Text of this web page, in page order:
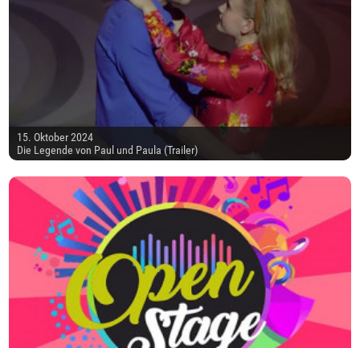
15. Oktober 2024
Die Legende von Paul und Paula (Trailer)